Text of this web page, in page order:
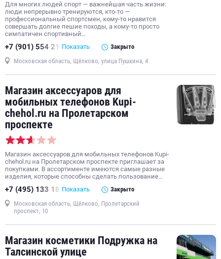
Для многих людей спорт — важнейшая часть жизни:
люди непрерывно тренируются, кто-то —
профессиональный спортсмен, кому-то нравится
совершать долгие пешие походы, а кому-то просто
симпатичен спортивный…
+7 (901) 554 21 Показать Закрыто
Московская область, Щёлково, улица Пушкина, 4
Магазин аксессуаров для
мобильных телефонов Kupi-
chehol.ru на Пролетарском
проспекте
Магазин аксессуаров для мобильных телефонов Kupi-
chehol.ru на Пролетарском проспекте приглашает за
покупками. В ассортименте имеются самые разные
изделия, которые способны сделать пользование…
+7 (495) 133 18 Показать Закрыто
Московская область, Щёлково, Пролетарский
проспект, 10
Магазин косметики Подружка на
Талсинской улице